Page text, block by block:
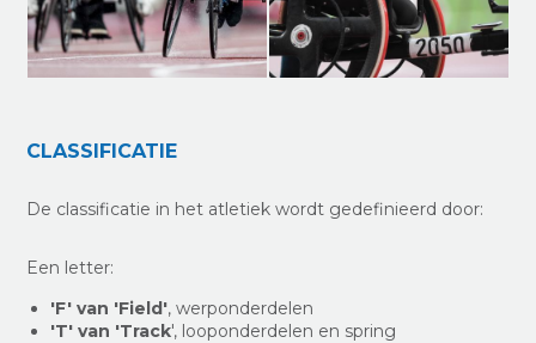
CLASSIFICATIE
De classificatie in het atletiek wordt gedefinieerd door:
Een letter:
'F' van 'Field', werponderdelen
'T' van 'Track', looponderdelen en spring